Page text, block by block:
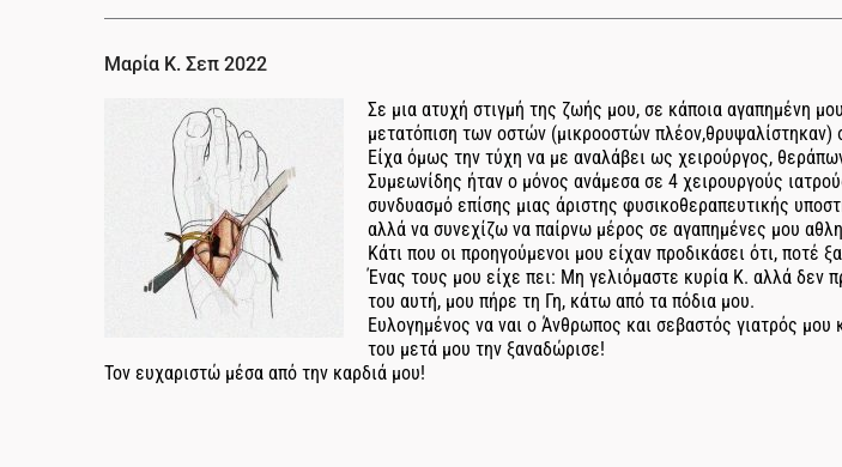
Μαρία Κ. Σεπ 2022
Σε μια ατυχή στιγμή της ζωής μου, σε κάποια αγαπημένη
μετατόπιση των οστών (μικροοστών πλέον,θρυψαλίστηκαν)
Είχα όμως την τύχη να με αναλάβει ως χειρούργος,
Συμεωνίδης ήταν ο μόνος ανάμεσα σε 4 χειρουργούς
συνδυασμό επίσης μιας άριστης φυσικοθεραπευτικής
αλλά να συνεχίζω να παίρνω μέρος σε αγαπημένες μου
Κάτι που οι προηγούμενοι μου είχαν προδικάσει ότι, ποτέ
Ένας τους μου είχε πει: Μη γελιόμαστε κυρία Κ. αλλά δεν
του αυτή, μου πήρε τη Γη, κάτω από τα πόδια μου.
Ευλογημένος να ναι ο Άνθρωπος και σεβαστός γιατρός
του μετά μου την ξαναδώρισε!
Τον ευχαριστώ μέσα από την καρδιά μου!